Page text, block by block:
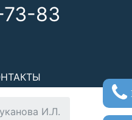
83
И.Л.